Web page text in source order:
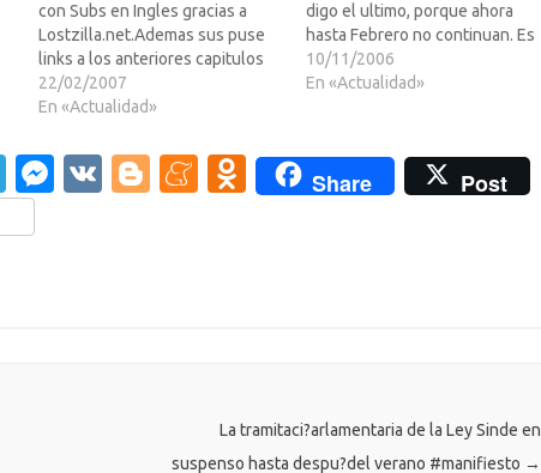
con Subs en Ingles gracias a
Lostzilla.net.Ademas sus puse
links a los anteriores capitulos
de la temporada 3 por si todavia
los buscais o sus habeis
aprovechen,AngelosoLost
(Perdidos) 3x09
22/02/2007
En «Actualidad»
digo el ultimo, porque ahora
hasta Febrero no continuan. Es
el paron de Invierno y lo hacen
en todas las series. Asi en ese
LEER…
10/11/2006
En «Actualidad»
T
el
e
M
V
Bl
M O
ik
Share
Post
La tramitaci?arlamentaria de la Ley Sinde en
suspenso hasta despu?del verano #manifiesto →